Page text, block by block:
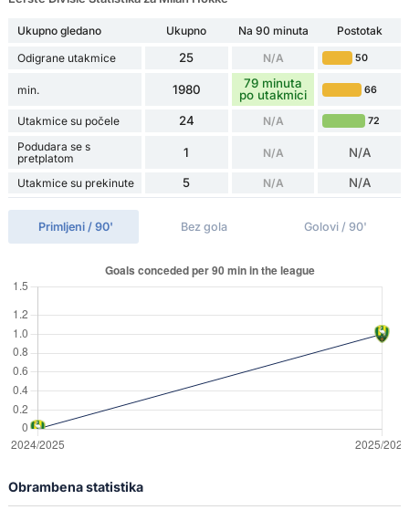
Ukupno gledano Ukupno Na 90 minuta
Postotak
Odigrane utakmice
25 N/A 50
min. 1980
79 minuta
po utakmici
66
Utakmice su počele 24 N/A 72
Podudara se s
pretplatom
1 N/A N/A
Utakmice su prekinute 5 N/A N/A
Primljeni / 90' Bez gola Golovi / 90'
Obrambena statistika